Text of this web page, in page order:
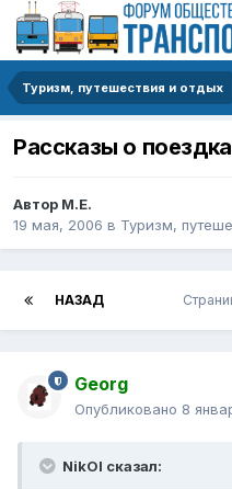
Туризм, путешествия и отдых
Рассказы о
Автор М.Е.
19 мая, 2006 в Туризм,
НАЗАД
Georg
Опубликовано 8
NikOl сказал: